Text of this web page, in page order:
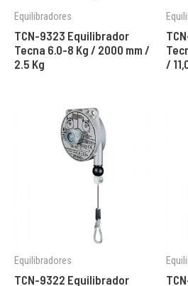
Equilibradores
TCN-9323 Equilibrador
Tecna 6.0-8 Kg / 2000 mm /
2.5 Kg
/
Equilibradores
TCN-9322 Equilibrador